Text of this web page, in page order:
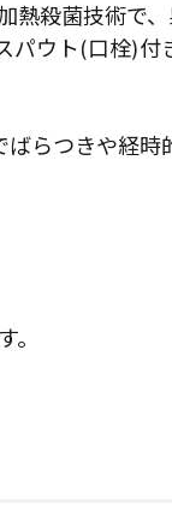
熱殺菌技術で
パウト(口栓)
らつきや経時
。